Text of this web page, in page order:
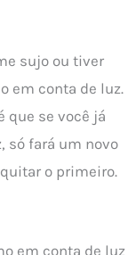
sujo ou tiver
em conta de luz.
que se você já
só fará um novo
o primeiro.
em conta de luz